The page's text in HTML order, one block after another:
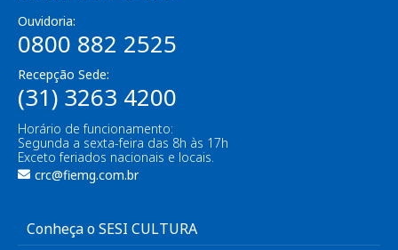
Ouvidoria:
0800 882 2525
Recepção Sede:
(31) 3263 4200
Horário de funcionamento:
Segunda a sexta-feira das 8h às 17h
Exceto feriados nacionais e locais.
crc@fiemg.com.br
Conheça o SESI CULTURA